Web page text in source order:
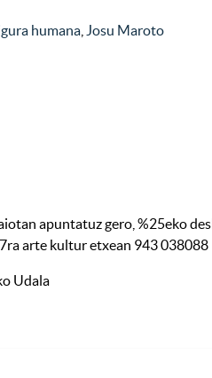
humana Josu Maroto
apuntatuz gero, %25eko
arte kultur etxean 943 038088
Udala